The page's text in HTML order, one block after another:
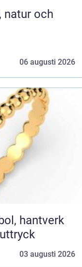
06 augusti 2026
03 augusti 2026